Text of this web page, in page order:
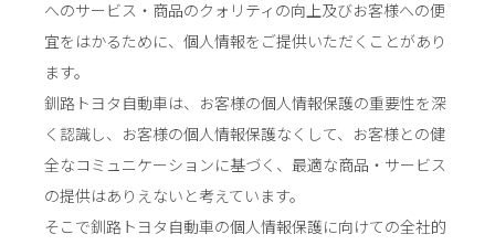
へのサービス・商品のクォリティの向上及びお客様への便
宜をはかるために、個人情報をご提供いただくことがあり
ます。
釧路トヨタ自動車は、お客様の個人情報保護の重要性を深
く認識し、お客様の個人情報保護なくして、お客様との健
全なコミュニケーションに基づく、最適な商品・サービス
の提供はありえないと考えています。
そこで釧路トヨタ自動車の個人情報保護に向けての全社的